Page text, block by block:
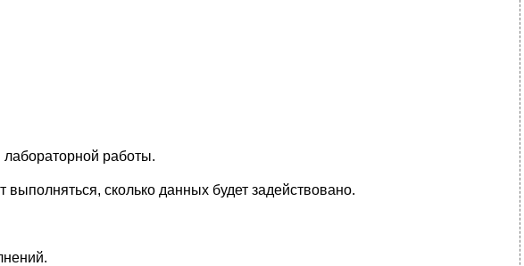
работы.
выполняться, сколько данных будет задействовано.